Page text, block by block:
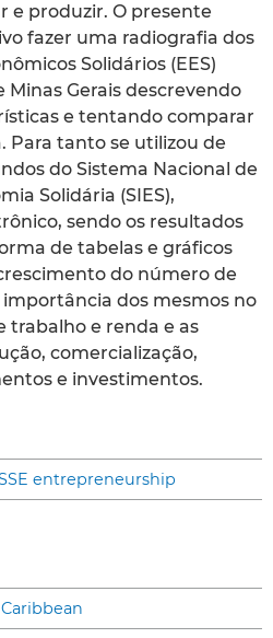
e produzir. O presente
fazer uma radiografia dos
Solidários (EES)
Gerais descrevendo
e tentando comparar
Para tanto se utilizou de
do Sistema Nacional de
Solidária (SIES),
sendo os resultados
de tabelas e gráficos
do número de
importância dos mesmos no
trabalho e renda e as
comercialização,
e investimentos.
entrepreneurship